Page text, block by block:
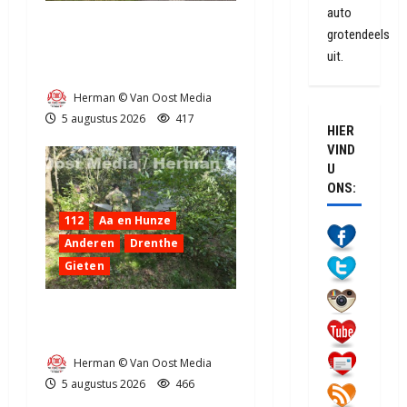
Herman © Van Oost Media
5 augustus 2026
417
112
Aa en Hunze
Anderen
Drenthe
Gieten
Herman © Van Oost Media
5 augustus 2026
466
auto
grotendeels
uit.
HIER
VIND
U
ONS: